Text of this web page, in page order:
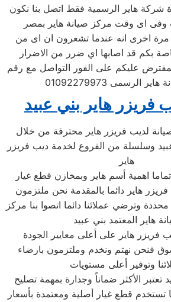
شركة هاير الرسمية فقط اتصل بنا نكون
وفى اى وقت مركز صيانة هاير بمصر
مرة اخرى انه عندما تشعرون ان اى من
بكم قد اصابها اي ضرر من الاضرار
عليكم على الفور التواصل مع رقم
الرسمى 01092279973
فريزر هاير بني عبيد
لديب فريزر هاير محترفة من خلال
وسلسلة من الفروع لخدمة ديب فريزر
هاير
اهمية أسم هاير وبمخازن قطع غيار
هاير دائما بالمقدمة نحن ملتزمون
وترضي عملائنا دائما اتصوا بنا مركز
هاير المعتمد بني عبيد
فريزر هاير على أعلى معايير الجودة
فنحن نهتم ونخدم وملتزمون بارضاء
وتوفير أعلى مستويات
تعتبر الأكثر ضماناً وجدارة بمهمة تصليح
تستخدم قطع غيار أصلية ومعتمدة بأسعار